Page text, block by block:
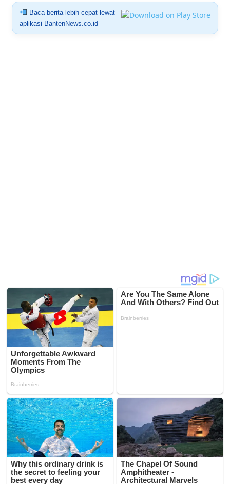
Baca berita lebih cepat lewat
aplikasi BantenNews.co.id